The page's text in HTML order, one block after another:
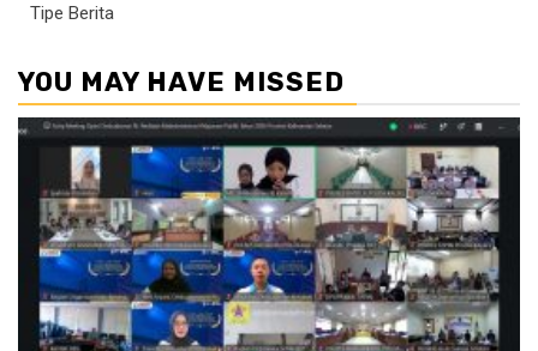
Tipe Berita
YOU MAY HAVE MISSED